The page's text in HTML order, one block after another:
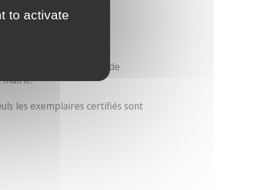
indiqués dans le mail de
mairie.
les exemplaires certifiés sont
to activate